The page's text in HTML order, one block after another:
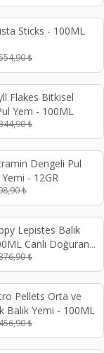
Sticks - 100ML
₺
Flakes Bitkisel
Yem - 100ML
₺
Dengeli Pul
Yemi - 12GR
₺
Lepistes Balık
Canlı Doğuran
₺
Pellets Orta ve
Balık Yemi - 100ML
₺